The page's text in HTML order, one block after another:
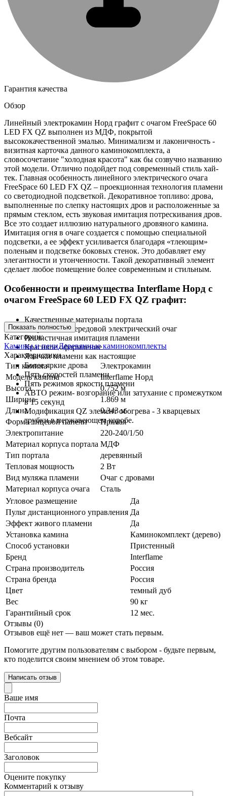
Гарантия качества
Обзор
Линейный электрокамин Норд графит с очагом FreeSpace 60
LED FX QZ выполнен из МДФ, покрытой
высококачественной эмалью. Минимализм и лаконичность -
визитная карточка данного каминокомплекта, а
словосочетание "холодная красота" как бы созвучно названию
этой модели. Отлично подойдет под современный стиль хай-
тек. Главная особенность линейного электрического очага
FreeSpace 60 LED FX QZ – проекционная технология пламени
со светодиодной подсветкой. Декоративное топливо: дрова,
выполненные по слепку настоящих дров и расположенные за
прямым стеклом, есть звуковая имитация потрескивания дров.
Все это создает иллюзию натурального дровяного камина.
Имитация огня в очаге создается с помощью специальной
подсветки, а ее эффект усиливается благодаря «тлеющим»
поленьям и подсветке боковых стенок. Это добавляет ему
элегантности и утонченности. Такой декоративный элемент
сделает любое помещение более современным и стильным.
Особенности и преимущества Interflame Норд с
очагом FreeSpace 60 LED FX QZ графит:
Качественные материалы портала
Встроенный передовой электрический очаг
Реалистичная имитация пламени
Красивое оформление
Язычки пламени как настоящие
Более яркие дрова
Пять скоростей пламени
Пять режимов яркости пламени
АВТО режим- возгорание или затухание с промежутком
в 15 секунд
Модификация QZ элемент обогрева - 3 кварцевых
трубки в нержавеющем коробе.
Показать полностью
Категории:
Камины и печиДеревянные каминокомплекты
Характеристики
Тип камина
Электрокамин
Модель камина
Interflame Норд
Высота
0.752 м
Ширина
1.869 м
Длина
0.343 м
Форма лицевой панели
Прямая
Электропитание
220-240/1/50
Материал корпуса портала МДФ
Тип портала
деревянный
Тепловая мощность
2 Вт
Вид муляжа пламени
Очаг с дровами
Материал корпуса очага
Сталь
Угловое размещение
Да
Пульт дистанционного управления Да
Эффект живого пламени
Да
Установка камина
Каминокомплект (дерево)
Способ установки
Пристенный
Бренд
Interflame
Страна производитель
Россия
Страна бренда
Россия
Цвет
темный дуб
Вес
90 кг
Гарантийный срок
12 мес.
Отзывы (0)
Отзывов ещё нет — ваш может стать первым.
Помогите другим пользователям с выбором - будьте первым,
кто поделится своим мнением об этом товаре.
Написать отзыв
Ваше имя
Почта
Вебсайт
Заголовок
Оцените покупку
Комментарий к отзыву